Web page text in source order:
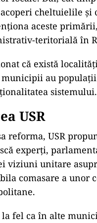
cheltuielile
aceste
teritorială în
că există
au populaţii
sistemului.
USR
reforma, USR
experţi,
viziuni unitare
comasare a unor
la fel ca în alte